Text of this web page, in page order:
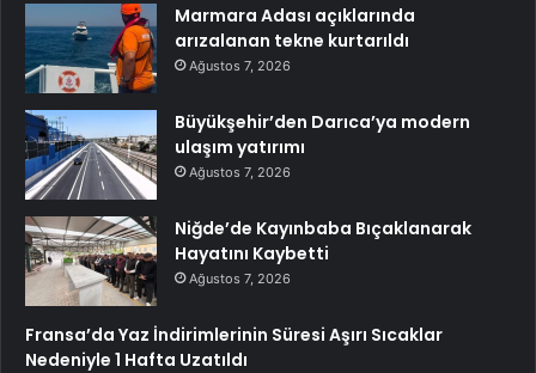
Marmara Adası açıklarında
arızalanan tekne kurtarıldı
Ağustos 7, 2026
Büyükşehir’den Darıca’ya modern
ulaşım yatırımı
Ağustos 7, 2026
Niğde’de Kayınbaba Bıçaklanarak
Hayatını Kaybetti
Ağustos 7, 2026
Fransa’da Yaz İndirimlerinin Süresi Aşırı Sıcaklar
Nedeniyle 1 Hafta Uzatıldı